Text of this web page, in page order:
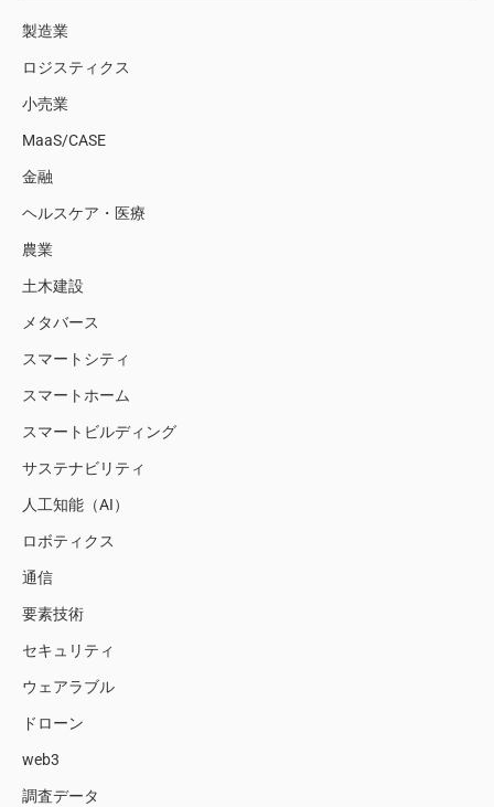
製造業
ロジスティクス
小売業
MaaS/CASE
金融
ヘルスケア・医療
農業
土木建設
メタバース
スマートシティ
スマートホーム
スマートビルディング
サステナビリティ
人工知能（AI）
ロボティクス
通信
要素技術
セキュリティ
ウェアラブル
ドローン
web3
調査データ